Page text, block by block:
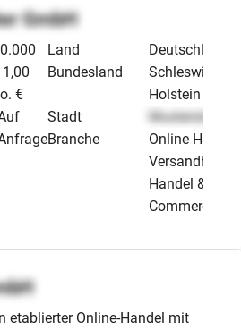
GmbH
1,00
€
Land
Deutschland
Bundesland
Schleswig-
Holstein
Stadt
Musterstadt
Branche
Online
Handel & E-
Commerce
etablierter Online-Handel mit